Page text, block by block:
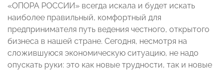
«ОПОРА РОССИИ» всегда искала и будет искать
наиболее правильный, комфортный для
предпринимателя путь ведения честного, открытого
бизнеса в нашей стране. Сегодня, несмотря на
сложившуюся экономическую ситуацию, не надо
опускать руки: это как новые трудности, так и новые